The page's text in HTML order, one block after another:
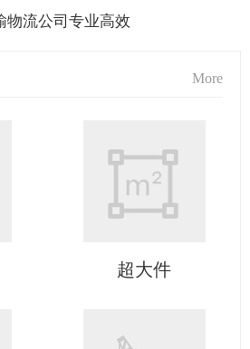
物流公司专业高效
More
超大件